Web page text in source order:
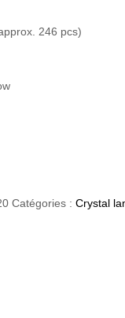
246 pcs)
Catégories :Crystal